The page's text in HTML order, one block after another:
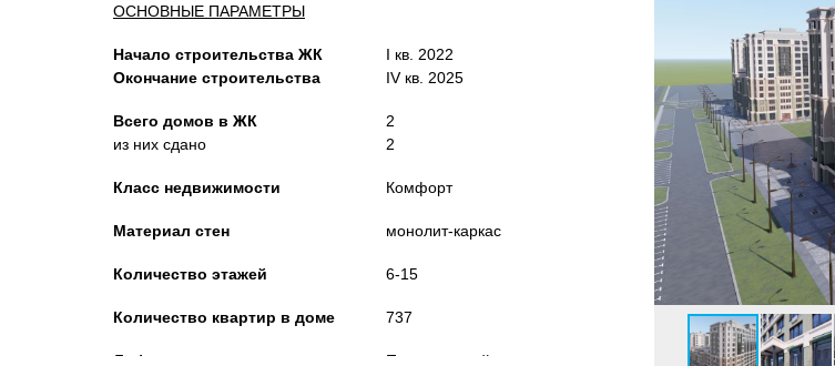
ОСНОВНЫЕ ПАРАМЕТРЫ
Начало строительства ЖК
Окончание строительства
Всего домов в ЖК
из них сдано
Класс недвижимости
Материал стен
Количество этажей
Количество квартир в доме
Лифты
I кв. 2022
IV кв. 2025
2
2
Комфорт
монолит-каркас
6-15
737
Пассажирский и грузопасс.